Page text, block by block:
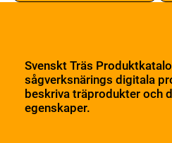
Svenskt Träs
sågverksnärings digitala
beskriva träprodukter och
egenskaper.